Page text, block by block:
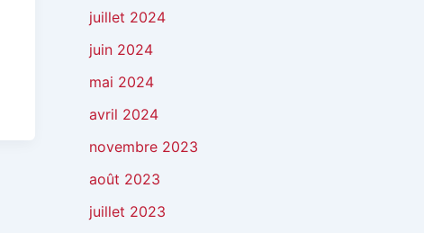
juillet 2024
juin 2024
mai 2024
avril 2024
novembre 2023
août 2023
juillet 2023